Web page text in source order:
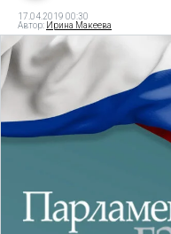
17.04.2019 00:30
Автор: Ирина Макеева